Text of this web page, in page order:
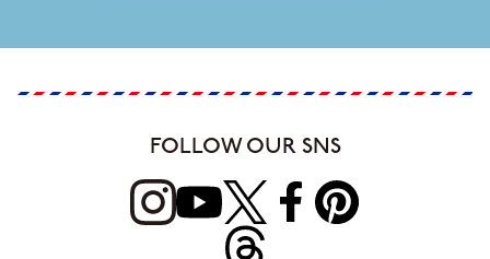
FOLLOW OUR SNS